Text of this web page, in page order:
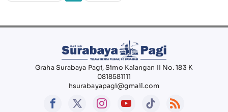
Graha Surabaya Pagi, Simo Kalangan II No. 183 K
0818581111
hsurabayapagi@gmail.com